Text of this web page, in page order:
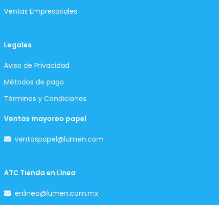
Ventas Empresariales
Legales
Aviso de Privacidad
Métodos de pago
Términos y Condiciones
Ventas mayoreo papel
ventaspapel@lumen.com
ATC Tienda en Línea
enlinea@lumen.com.mx